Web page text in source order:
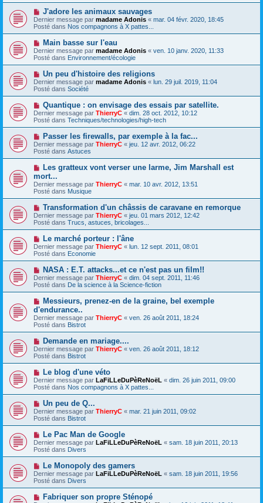
e
s
s
a
g
e
a
u
m
e
s
a
g
e
N
o
u
v
e
a
u
m
e
s
s
a
g
e
J'adore les animaux sauvages
Dernier message par madame Adonis « mar. 04 févr. 2020, 18:45
Posté dans Nos compagnons à X pattes...
N
o
u
v
e
a
u
m
e
s
s
a
g
e
Main basse sur l'eau
Dernier message par madame Adonis « ven. 10 janv. 2020, 11:33
Posté dans Environnement/écologie
N
o
u
v
a
u
m
e
s
a
g
e
Un peu d'histoire des religions
Dernier message par madame Adonis « lun. 29 juil. 2019, 11:04
Posté dans Société
N
o
u
v
e
a
u
m
e
s
a
g
e
Quantique : on envisage des essais par satellite.
Dernier message par ThierryC « dim. 28 oct. 2012, 10:12
Posté dans Techniques/technologies/high-tech
N
o
u
v
e
a
u
m
e
s
s
g
e
Passer les firewalls, par exemple à la fac...
Dernier message par ThierryC « jeu. 12 avr. 2012, 06:22
Posté dans Astuces
N
u
v
e
a
m
e
s
s
a
g
e
Les gratteux vont verser une larme, Jim Marshall est
mort...
Dernier message par ThierryC « mar. 10 avr. 2012, 13:51
Posté dans Musique
N
o
u
v
e
a
u
m
e
s
a
g
e
Transformation d'un châssis de caravane en remorque
Dernier message par ThierryC « jeu. 01 mars 2012, 12:42
Posté dans Trucs, astuces, bricolages...
N
o
u
v
e
a
u
m
e
s
a
g
e
Le marché porteur : l'âne
Dernier message par ThierryC « lun. 12 sept. 2011, 08:01
Posté dans Economie
N
o
u
v
e
a
u
m
e
s
s
a
g
e
NASA : E.T. attacks...et ce n'est pas un film!!
Dernier message par ThierryC « dim. 04 sept. 2011, 11:46
Posté dans De la science à la Science-fiction
N
u
v
e
a
m
e
s
s
a
g
e
Messieurs, prenez-en de la graine, bel exemple
d'endurance..
Dernier message par ThierryC « ven. 26 août 2011, 18:24
Posté dans Bistrot
N
o
u
v
e
a
u
m
e
s
s
a
g
e
Demande en mariage....
Dernier message par ThierryC « ven. 26 août 2011, 18:12
Posté dans Bistrot
N
o
u
v
e
a
u
m
e
s
a
g
e
Le blog d'une véto
Dernier message par LaFiLLeDuPèReNoëL « dim. 26 juin 2011, 09:00
Posté dans Nos compagnons à X pattes...
N
o
u
v
e
a
u
m
e
s
a
g
e
Un peu de Q...
Dernier message par ThierryC « mar. 21 juin 2011, 09:02
Posté dans Bistrot
N
o
u
v
e
a
u
m
e
Le Pac Man de Google
Dernier message par LaFiLLeDuPèReNoëL « sam. 18 juin 2011, 20:13
Posté dans Divers
N
o
u
v
e
a
Le Monopoly des gamers
Dernier message par LaFiLLeDuPèReNoëL « sam. 18 juin 2011, 19:56
Posté dans Divers
NFabriquer son propre Sténopé